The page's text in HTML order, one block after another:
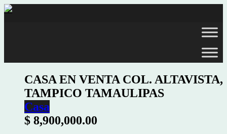
CASA EN VENTA COL. ALTAVISTA,
TAMPICO TAMAULIPAS
Casa
$ 8,900,000.00